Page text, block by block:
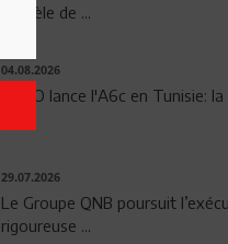
modèle de ...
04.08.2026
OPPO lance l'A6c en Tunisie:
29.07.2026
Le Groupe QNB poursuit
rigoureuse ...